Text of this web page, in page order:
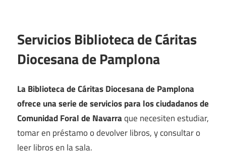
Servicios Biblioteca de Cáritas
Diocesana de Pamplona
La Biblioteca de Cáritas Diocesana de Pamplona
ofrece una serie de servicios para los ciudadanos de
Comunidad Foral de Navarraque necesiten estudiar,
tomar en préstamo o devolver libros, y consultar o
leer libros en la sala.